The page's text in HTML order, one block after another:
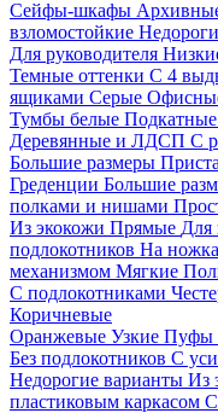
Сейфы-шкафы
взломостойкие
Для руководителя
Темные оттенки С 4
ящиками Серые
Тумбы белые Подкатные
Деревянные и ЛДСП С
Большие размеры
Греденции Большие
полками и нишами
Из экокожи Прямые Для
подлокотников На
механизмом Мягкие
С подлокотниками
Коричневые
Оранжевые Узкие Пуфы
Без подлокотников С
Недорогие варианты Из
пластиковым каркасом С